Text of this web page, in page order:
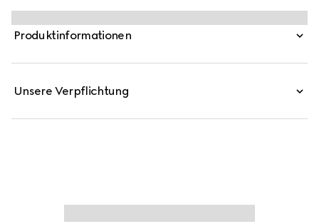
Wear-Highlights heben Texturen und zeitgenössische
Details hervor. Dieses Oberteil aus Viskose-Crêpe-Jersey ist
mit dem emblematischen Horsebit-Detail an den
Produktinformationen
Unsere Verpflichtung